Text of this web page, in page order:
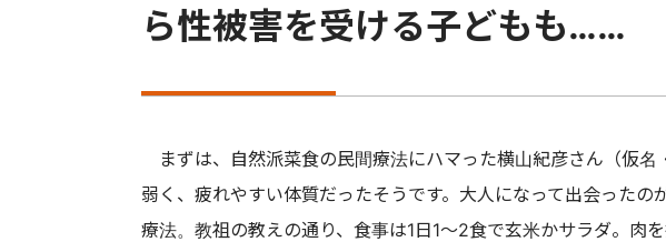
ら性被害を受ける子どもも……
まずは、自然派菜食の民間療法にハマった横山紀彦さん（仮名
弱く、疲れやすい体質だったそうです。大人になって出会ったの
療法。教祖の教えの通り、食事は1日1〜2食で玄米かサラダ。肉